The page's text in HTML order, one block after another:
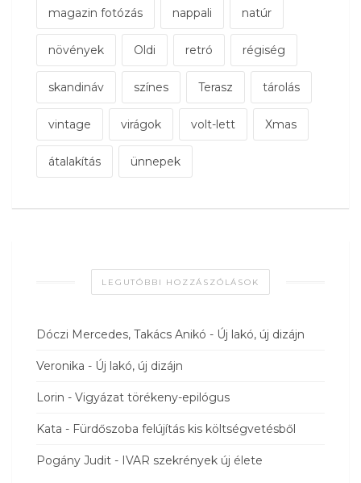
magazin fotózás nappali natúr
növények Oldi retró régiség
skandináv színes Terasz tárolás
vintage virágok volt-lett Xmas
átalakítás ünnepek
LEGUTÓBBI HOZZÁSZÓLÁSOK
Dóczi Mercedes, Takács Anikó - Új lakó, új dizájn
Veronika - Új lakó, új dizájn
Lorin - Vigyázat törékeny-epilógus
Kata - Fürdőszoba felújítás kis költségvetésből
Pogány Judit - IVAR szekrények új élete